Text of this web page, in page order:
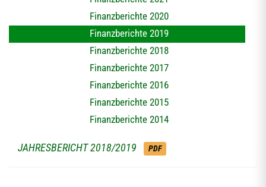
Finanzberichte 2020
Finanzberichte 2019
Finanzberichte 2018
Finanzberichte 2017
Finanzberichte 2016
Finanzberichte 2015
Finanzberichte 2014
JAHRESBERICHT 2018/2019 PDF